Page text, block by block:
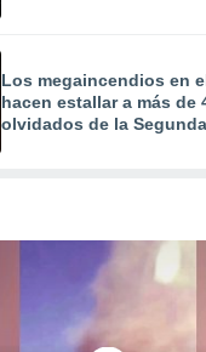
Los megaincendios en
hacen estallar a más de
olvidados de la